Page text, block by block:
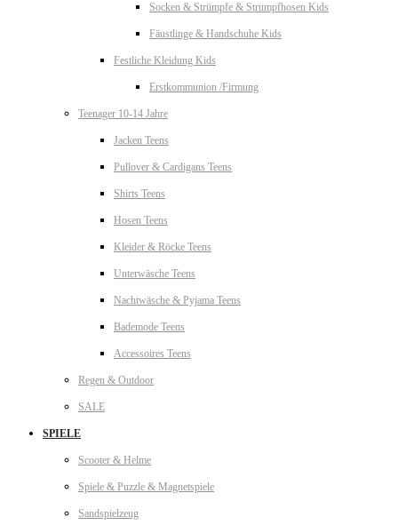
Socken & Strümpfe & Strumpfhosen Kids
Fäustlinge & Handschuhe Kids
Festliche Kleidung Kids
Erstkommunion /Firmung
Teenager 10-14 Jahre
Jacken Teens
Pullover & Cardigans Teens
Shirts Teens
Hosen Teens
Kleider & Röcke Teens
Unterwäsche Teens
Nachtwäsche & Pyjama Teens
Bademode Teens
Accessoires Teens
Regen & Outdoor
SALE
SPIELE
Scooter & Helme
Spiele & Puzzle & Magnetspiele
Sandspielzeug